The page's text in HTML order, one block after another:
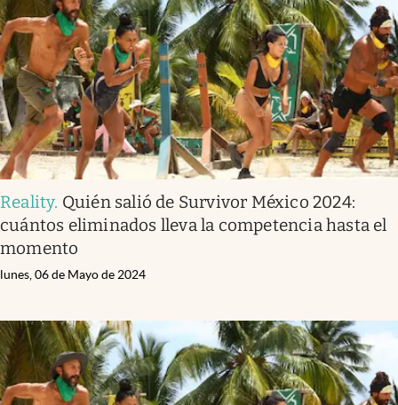
Reality. Quién salió de Survivor México 2024:
cuántos eliminados lleva la competencia hasta el
momento
lunes, 06 de Mayo de 2024